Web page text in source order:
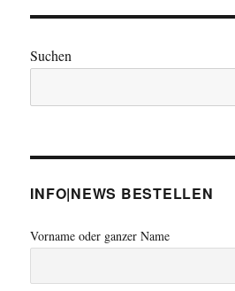
Suchen
INFO|NEWS BESTELLEN
Vorname oder ganzer Name